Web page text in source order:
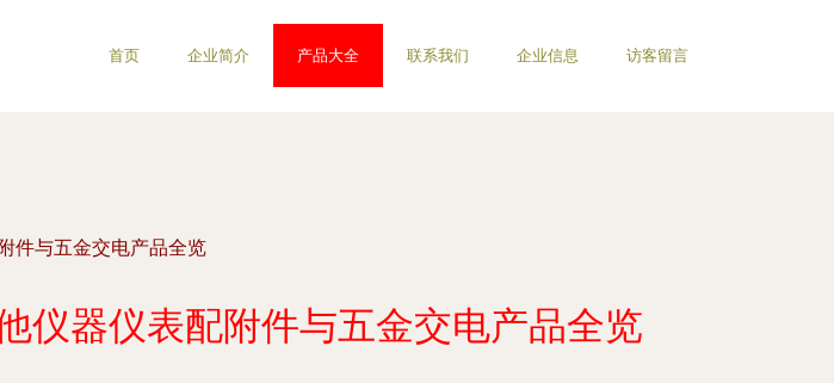
首页 企业简介 产品大全 联系我们 企业信息 访客留言
件与五金交电产品全览
器仪表配附件与五金交电产品全览